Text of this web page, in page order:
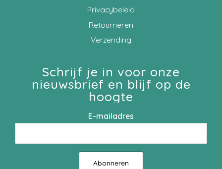
Privacybeleid
Retourneren
Verzending
Schrijf je in voor onze
nieuwsbrief en blijf op de
hoogte
E-mailadres